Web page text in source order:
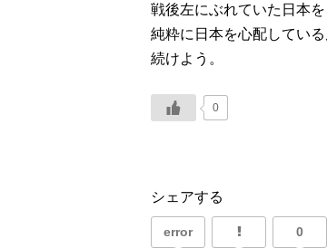
戦後左にぶれていた日本を
純粋に日本を心配してい
続けよう。
0
シェアする
error 0